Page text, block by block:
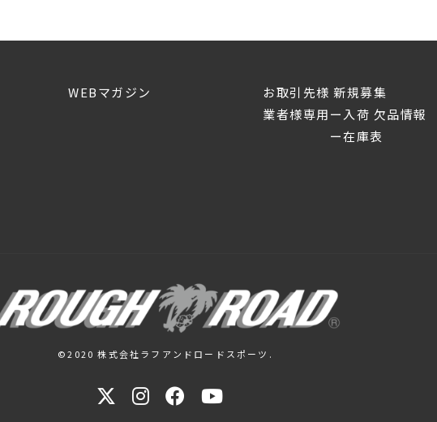
WEBマガジン
お取引先様 新規募集
業者様専用ー入荷 欠品情報
ー在庫表
©2020 株式会社ラフアンドロードスポーツ.